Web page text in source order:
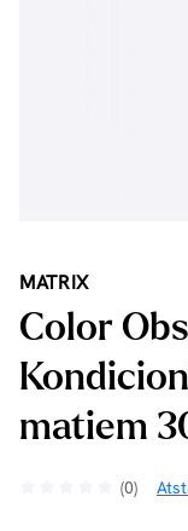
MATRIX
Color
matiem
(0)